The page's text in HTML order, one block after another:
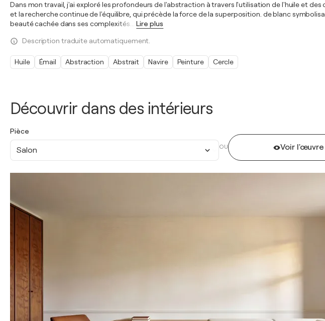
Découvrir dans des intérieurs
Pièce
Salon OU Voir l'œuvre
Dans mon travail, j'ai exploré les profondeurs de l'abstraction à travers l'utilisation de l'huile et
et la recherche continue de l'équilibre, qui précède la force de la superposition. de blanc
beauté cachée dans ses complexités.
Lire plus
Description traduite automatiquement.
Huile Émail Abstraction Abstrait Navire Peinture Cercle